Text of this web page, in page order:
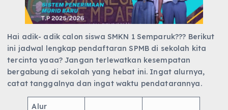
Hai adik- adik calon siswa SMKN 1 Semparuk??? Berikut
ini jadwal lengkap pendaftaran SPMB di sekolah kita
tercinta yaaa? Jangan terlewatkan kesempatan
bergabung di sekolah yang hebat ini. Ingat alurnya,
catat tanggalnya dan ingat waktu pendatarannya.
Alur